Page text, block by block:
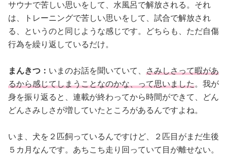
サウナで苦しい思いをして、水風呂で解放される。それ
は、トレーニングで苦しい思いをして、試合で解放され
る、というのと同じような感じです。どちらも、ただ自傷
行為を繰り返しているだけ。
まんきつ： いまのお話を聞いていて、 さみしさって暇があ
るから感じてしまうことなのかな、って思いました。我が
身を振り返ると、連載が終わってから時間ができて、どん
どんさみしさが増していたところがあるんですよね。
いま、犬を２匹飼っているんですけど、２匹目がまだ生後
５カ月なんです。あちこち走り回っていて目が離せない。